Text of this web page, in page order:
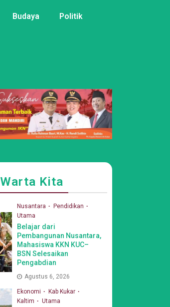
Budaya Politik
Warta Kita
Nusantara
Pendidikan
Utama
Belajar dari
Pembangunan Nusantara,
Mahasiswa KKN KUC–
BSN Selesaikan
Pengabdian
Agustus 6, 2026
Ekonomi
Kab Kukar
Kaltim
Utama